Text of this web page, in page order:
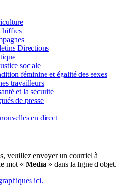
Directions
sociale
féminine et égalité des sexes
travailleurs
et la sécurité
de presse
en direct
veuillez envoyer un courriel à
mot « Média » dans la ligne d'objet.
ici.